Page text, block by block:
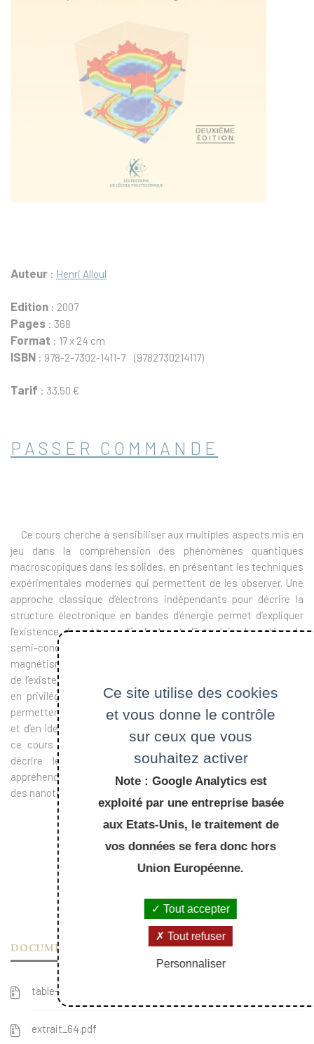
DOCUMENTS
table-des-matieres_64.pdf
extrait_64.pdf
Auteur : Henri Alloul
Edition : 2007
Pages : 368
Format : 17 x 24 cm
ISBN : 978-2-7302-1411-7 (9782730214117)
Tarif : 33.50 €
PASSER COMMANDE
Ce cours cherche à sensibiliser aux multiples aspects mis en
jeu dans la compréhension des phénomènes quantiques
macroscopiques dans les solides, en présentant les techniques
expérimentales modernes qui permettent de les observer. Une
approche classique d’électrons indépendants pour décrire la
structure électronique en bandes d’énergie permet d’expliquer
l’existence de métaux, d’isolants et d’introduire la notion de
semi-conducteurs. Par contre la supraconductivité et le
magnétisme ne peuvent être appréhendés qu’en tenant compte
de l’existence des corrélations entre électrons. Ceci est révélé
en privilégiant l’enchaînement historique des expériences qui
permettent de caractériser le phénomène de supraconductivité
et d’en identifier l’origine. Au-delà des concepts fondamentaux,
ce cours introduit aussi ceux qui sont indispensables pour
décrire les applications en haute technologie et pour
appréhender celles qui pourraient se développer dans le monde
des nanotechnologies.
Ce site utilise des cookies
et vous donne le contrôle
sur ceux que vous
souhaitez activer
Note : Google Analytics est
exploité par une entreprise basée
aux Etats-Unis, le traitement de
vos données se fera donc hors
Union Européenne.
Tout accepter
Tout refuser
Personnaliser